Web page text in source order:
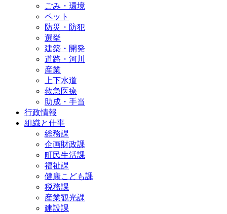
ごみ・環境
ペット
防災・防犯
選挙
建築・開発
道路・河川
産業
上下水道
救急医療
助成・手当
行政情報
組織と仕事
総務課
企画財政課
町民生活課
福祉課
健康こども課
税務課
産業観光課
建設課